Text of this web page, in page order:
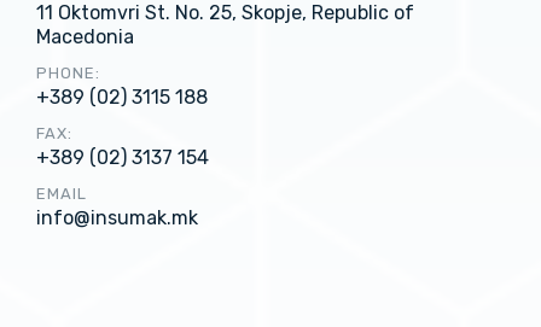
11 Oktomvri St. No. 25, Skopje, Republic of
Macedonia
PHONE:
+389 (02) 3115 188
FAX:
+389 (02) 3137 154
EMAIL
info@insumak.mk